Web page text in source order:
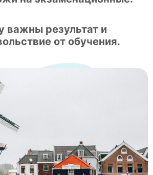
важны результат и
от обучения.